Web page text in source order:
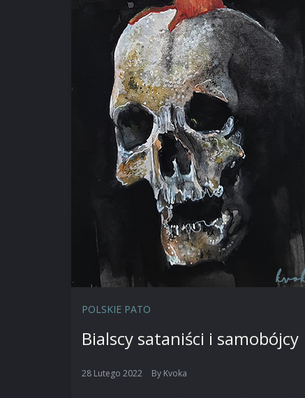
POLSKIE PATO
Bialscy sataniści i samobójcy
28 Lutego 2022 By Kvoka